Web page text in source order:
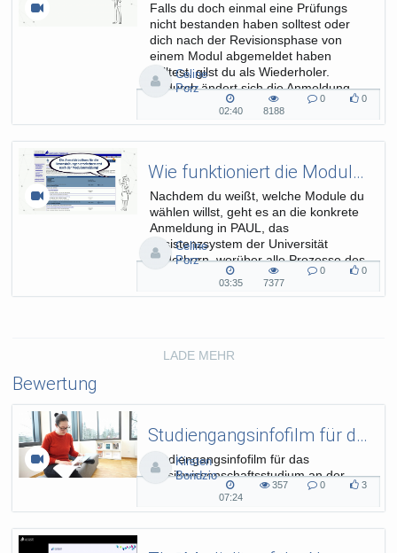
Falls du doch einmal eine Prüfungs
nicht bestanden haben solltest oder
dich nach der Revisionsphase von
einem Modul abgemeldet haben
solltest, gilst du als Wiederholer.
Dadurch ändert sich die Anmeldung
leicht. Wie? Schau es dir hier an.
Celine
Porz
02:40
02:40
8188
8188
0
Kommentare
0
likes
Wie funktioniert die Modulanmeldung?
Nachdem du weißt, welche Module du
wählen willst, geht es an die konkrete
Anmeldung in PAUL, das
Assistenzsystem der Universität
Paderborn, worüber alle Prozesse des
Studiums verwaltet werden.
Celine
Porz
03:35
03:35
7377
7377
0
Kommentare
0
likes
LADE MEHR
Bewertung
Studiengangsinfofilm für das Musikwissenschaftsstudium an der Uni Paderborn
Studiengangsinfofilm für das
Musikwissenschaftsstudium an der
Uni Paderborn
Kirsten
Bondzio
07:24
07:24
357
views
0
Kommentare
3
likes